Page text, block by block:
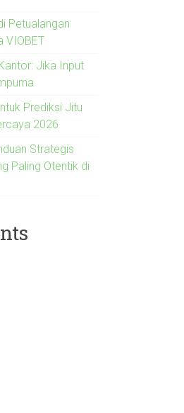
Petualangan
VIOBET
Jika Input
Prediksi Jitu
2026
Strategis
Paling Otentik di